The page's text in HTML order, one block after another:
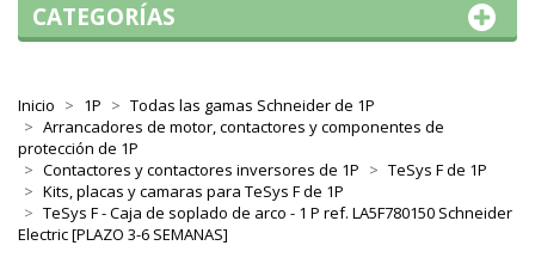
Inicio 1P
Todas las gamas Schneider de 1P
Arrancadores de motor, contactores y componentes de
protección de 1P
Contactores y contactores inversores de 1P
TeSys F de 1P
Kits, placas y camaras para TeSys F de 1P
TeSys F - Caja de soplado de arco - 1 P ref. LA5F780150 Schneider
Electric [PLAZO 3-6 SEMANAS]
CATEGORÍAS